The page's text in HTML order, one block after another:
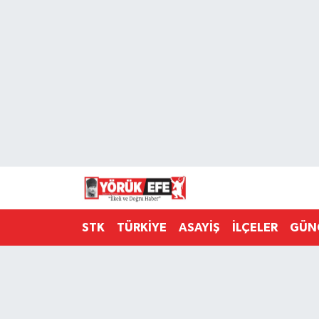
STK TÜRKİYE ASAYİŞ İLÇELER
Süper Lig Puan Durumu ve Fikstür
Tüm Manşetler